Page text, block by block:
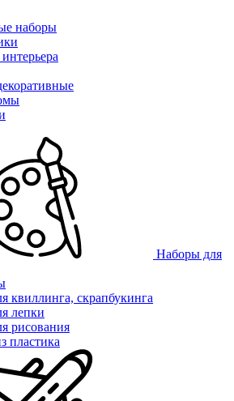
наборы
Наборы для
квиллинга, скрапбукинга
лепки
рисования
пластика